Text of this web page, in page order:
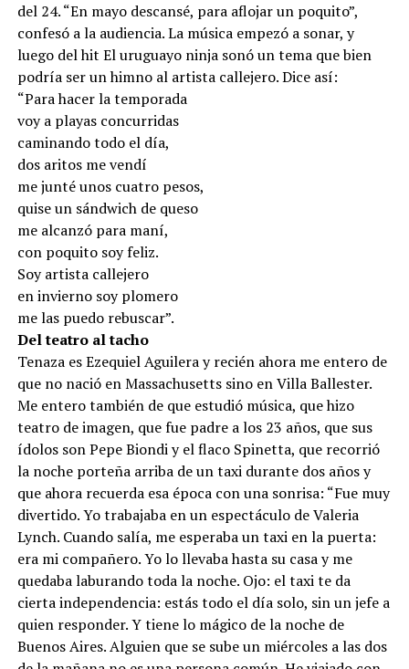
del 24. “En mayo descansé, para aflojar un poquito”,
confesó a la audiencia. La música empezó a sonar, y
luego del hit El uruguayo ninja sonó un tema que bien
podría ser un himno al artista callejero. Dice así:
“Para hacer la temporada
voy a playas concurridas
caminando todo el día,
dos aritos me vendí
me junté unos cuatro pesos,
quise un sándwich de queso
me alcanzó para maní,
con poquito soy feliz.
Soy artista callejero
en invierno soy plomero
me las puedo rebuscar”.
Del teatro al tacho
Tenaza es Ezequiel Aguilera y recién ahora me entero de
que no nació en Massachusetts sino en Villa Ballester.
Me entero también de que estudió música, que hizo
teatro de imagen, que fue padre a los 23 años, que sus
ídolos son Pepe Biondi y el flaco Spinetta, que recorrió
la noche porteña arriba de un taxi durante dos años y
que ahora recuerda esa época con una sonrisa: “Fue muy
divertido. Yo trabajaba en un espectáculo de Valeria
Lynch. Cuando salía, me esperaba un taxi en la puerta:
era mi compañero. Yo lo llevaba hasta su casa y me
quedaba laburando toda la noche. Ojo: el taxi te da
cierta independencia: estás todo el día solo, sin un jefe a
quien responder. Y tiene lo mágico de la noche de
Buenos Aires. Alguien que se sube un miércoles a las dos